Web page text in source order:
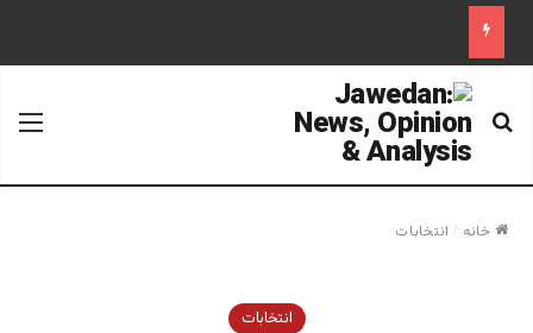
جستجو برای
خانه / انتخابات
انتخابات